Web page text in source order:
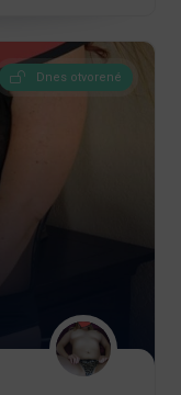
Dnes otvorené